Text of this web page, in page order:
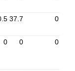
37.7 0
0 0 0